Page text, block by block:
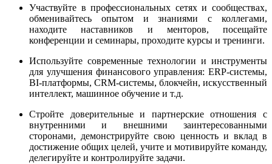
Участвуйте в профессиональных сетях и сообществах,
обменивайтесь опытом и знаниями с коллегами,
находите наставников и менторов, посещайте
конференции и семинары, проходите курсы и тренинги.
Используйте современные технологии и инструменты
для улучшения финансового управления: ERP-системы,
BI-платформы, CRM-системы, блокчейн, искусственный
интеллект, машинное обучение и т.д.
Стройте доверительные и партнерские отношения с
внутренними и внешними заинтересованными
сторонами, демонстрируйте свою ценность и вклад в
достижение общих целей, учите и мотивируйте команду,
делегируйте и контролируйте задачи.